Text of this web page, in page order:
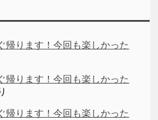
帰ります！今回も楽しかった
帰ります！今回も楽しかった
帰ります！今回も楽しかった